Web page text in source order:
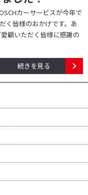
カーサービスが今年で
く皆様のおかげです。あ
顧いただく皆様に感謝の
続きを見る